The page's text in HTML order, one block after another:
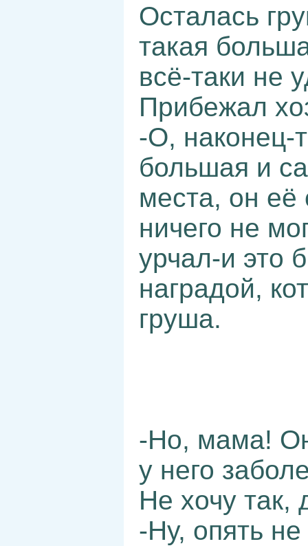
Осталась
такая
всё-таки не
Прибежал
-О, наконец-
большая и
места, он её
ничего не
урчал-и это
наградой,
груша.
-Но, мама!
у него
Не хочу так,
-Ну, опять